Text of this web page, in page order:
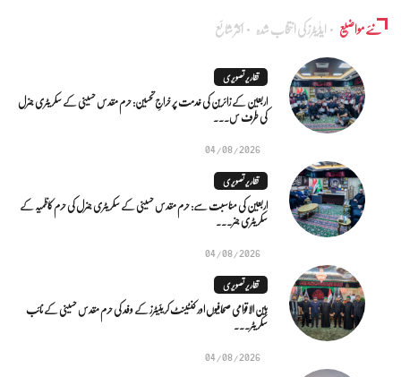
نئے مواضیع ایڈٰیٹرز کی انتخاب شدہ اکثر شائع
تقاریر تصویری
اربعین کے زائرین کی خدمت پر خراجِ تحسین: حرم مقدس حسینی کے سکریٹری جنرل
کی طرف س...
04/08/2026
تقاریر تصویری
اربعین کی مناسبت سے: حرم مقدس حسینی کے سکریٹری جنرل کی حرم کاظمیہ کے
سکریٹری جنر...
04/08/2026
تقاریر تصویری
بین الاقوامی صحافیوں اور کنٹینٹ کریئیٹرز کے وفد کی حرم مقدس حسینی کے نائب
سکریٹر...
04/08/2026